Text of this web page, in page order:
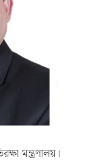
মন্ত্রণালয়।